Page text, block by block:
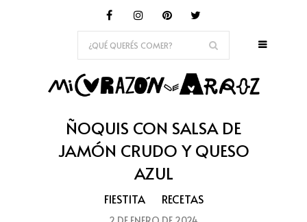
ÑOQUIS CON SALSA DE
JAMÓN CRUDO Y QUESO
AZUL
FIESTITA RECETAS